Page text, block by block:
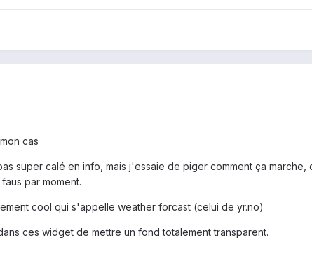
cas
super calé en info, mais j'essaie de piger comment ça marche,
par moment.
cool qui s'appelle weather forcast (celui de yr.no)
ces widget de mettre un fond totalement transparent.